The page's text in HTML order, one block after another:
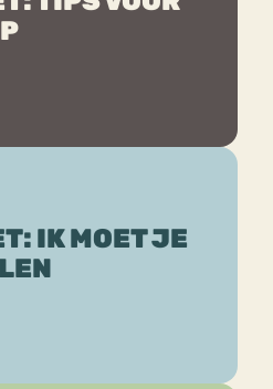
IK MOET JE
Forum